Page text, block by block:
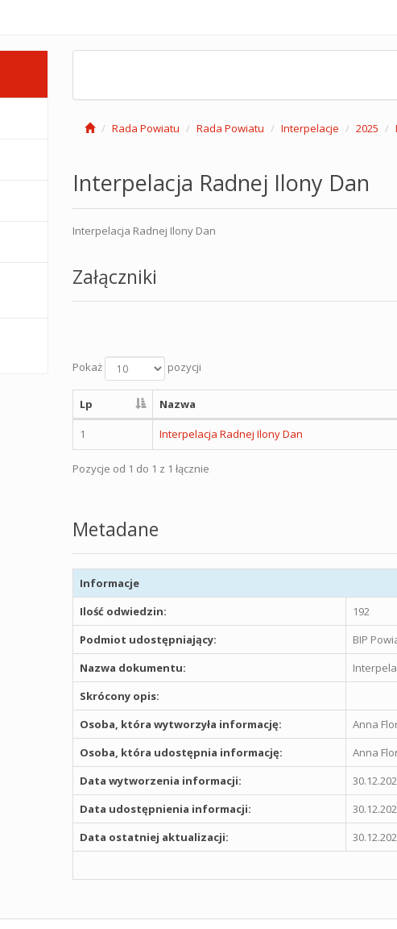
Rada Powiatu Rada Powiatu Interpelacje 2025
Interpelacja Radnej Ilony Dan
Interpelacja Radnej Ilony Dan
Załączniki
Pokaż pozycji
Lp Nazwa
1 Interpelacja Radnej Ilony Dan
Pozycje od 1 do 1 z 1 łącznie
Metadane
Informacje
Ilość odwiedzin:
192
Podmiot udostępniający:
BIP
Nazwa dokumentu:
Skrócony opis:
Osoba, która wytworzyła informację:
Anna
Osoba, która udostępnia informację:
Anna
Data wytworzenia informacji:
Data udostępnienia informacji:
Data ostatniej aktualizacji: